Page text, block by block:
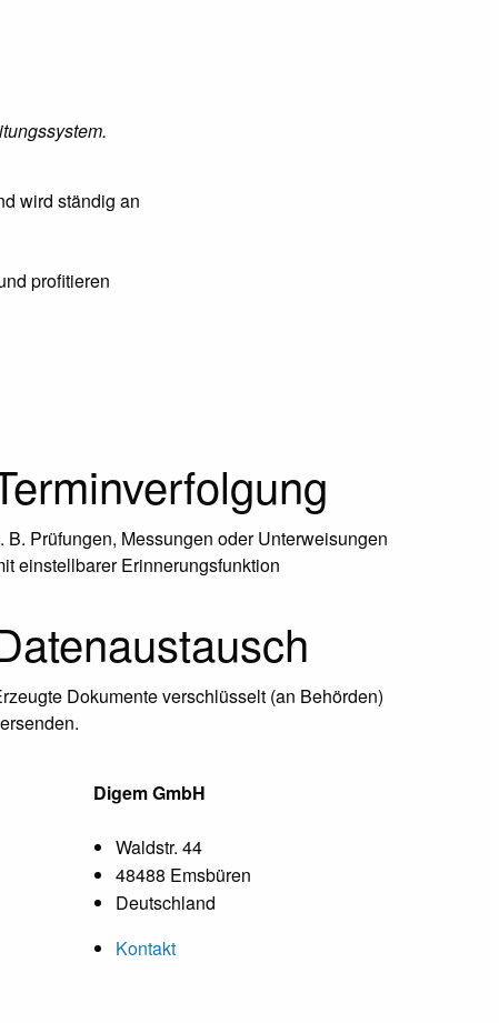
wird ständig an
profitieren
B. Prüfungen, Messungen oder Unterweisungen
einstellbarer Erinnerungsfunktion
Dokumente verschlüsselt (an Behörden)
Digem GmbH
Waldstr. 44
48488 Emsbüren
Deutschland
Kontakt